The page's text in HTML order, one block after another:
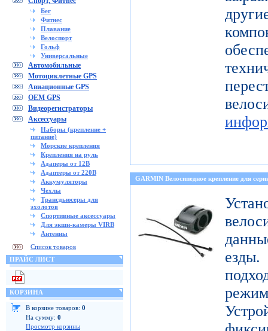
Бег
Фитнес
Плавание
Велоспорт
Гольф
Универсальные
Автомобильные
Мотоциклетные GPS
Авиационные GPS
OEM GPS
Видеорегистраторы
Аксессуары
Наборы (крепление +
питание)
Морские крепления
Крепления на руль
Адаперы от 12В
Адаптеры от 220В
Аккумуляторы
Чехлы
Трансдьюсеры для
эхолотов
Спортивные аксессуары
Для экшн-камеры VIRB
Антенны
Список товаров
ПРАЙС ЛИСТ
КОРЗИНА
В корзине товаров: 0
На сумму: 0
Просмотр корзины
GARMIN Велосипедное крепление для